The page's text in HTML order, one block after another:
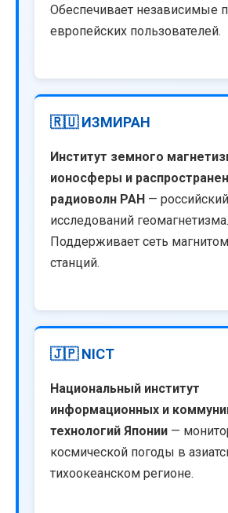
Обеспечивает независимые
европейских пользователей.
🇷🇺 ИЗМИРАН
Институт земного
ионосферы и
радиоволн РАН —
исследований геомагнетизма.
Поддерживает сеть
станций.
🇯🇵 NICT
Национальный институт
информационных и
технологий Японии —
космической погоды в
тихоокеанском регионе.